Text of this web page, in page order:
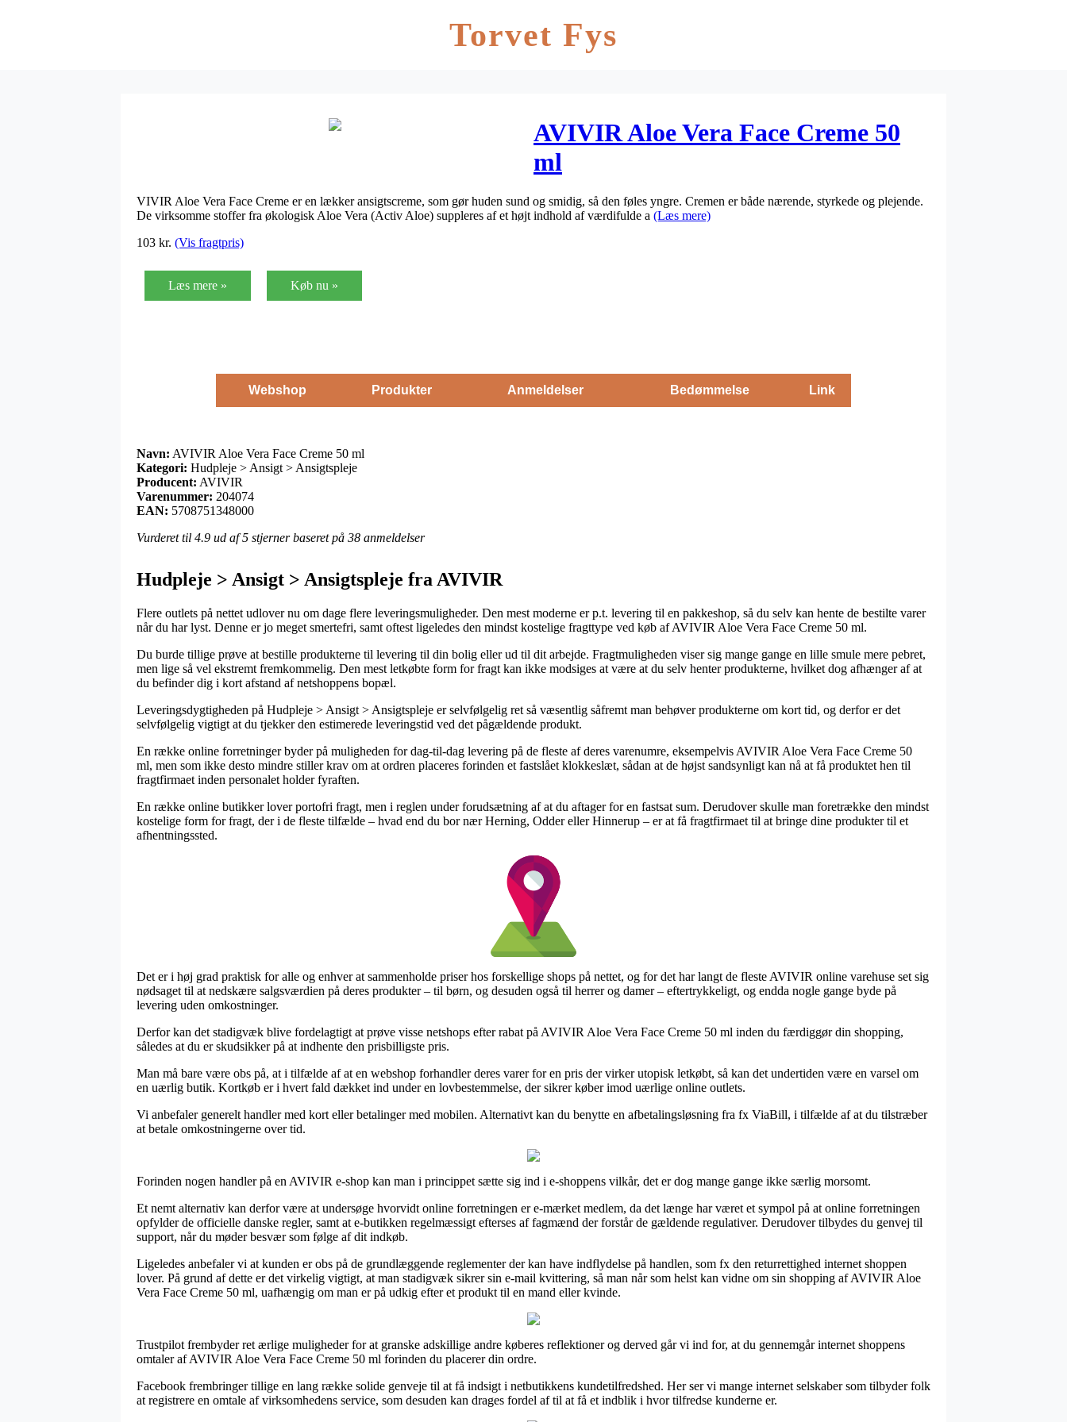
Torvet Fys
AVIVIR Aloe Vera Face Creme 50
ml
VIVIR Aloe Vera Face Creme er en lækker ansigtscreme, som gør huden sund og smidig, så den føles yngre. Cremen er både nærende, styrkede og plejende.
De virksomme stoffer fra økologisk Aloe Vera (Activ Aloe) suppleres af et højt indhold af værdifulde a (Læs mere)
103 kr. (Vis fragtpris)
Læs mere » Køb nu »
Webshop Produkter Anmeldelser Bedømmelse Link
Navn: AVIVIR Aloe Vera Face Creme 50 ml
Kategori: Hudpleje > Ansigt > Ansigtspleje
Producent: AVIVIR
Varenummer: 204074
EAN: 5708751348000
Vurderet til 4.9 ud af 5 stjerner baseret på 38 anmeldelser
Hudpleje > Ansigt > Ansigtspleje fra AVIVIR
Flere outlets på nettet udlover nu om dage flere leveringsmuligheder. Den mest moderne er p.t. levering til en pakkeshop, så du selv kan hente de bestilte varer
når du har lyst. Denne er jo meget smertefri, samt oftest ligeledes den mindst kostelige fragttype ved køb af AVIVIR Aloe Vera Face Creme 50 ml.
Du burde tillige prøve at bestille produkterne til levering til din bolig eller ud til dit arbejde. Fragtmuligheden viser sig mange gange en lille smule mere pebret,
men lige så vel ekstremt fremkommelig. Den mest letkøbte form for fragt kan ikke modsiges at være at du selv henter produkterne, hvilket dog afhænger af at
du befinder dig i kort afstand af netshoppens bopæl.
Leveringsdygtigheden på Hudpleje > Ansigt > Ansigtspleje er selvfølgelig ret så væsentlig såfremt man behøver produkterne om kort tid, og derfor er det
selvfølgelig vigtigt at du tjekker den estimerede leveringstid ved det pågældende produkt.
En række online forretninger byder på muligheden for dag-til-dag levering på de fleste af deres varenumre, eksempelvis AVIVIR Aloe Vera Face Creme 50
ml, men som ikke desto mindre stiller krav om at ordren placeres forinden et fastslået klokkeslæt, sådan at de højst sandsynligt kan nå at få produktet hen til
fragtfirmaet inden personalet holder fyraften.
En række online butikker lover portofri fragt, men i reglen under forudsætning af at du aftager for en fastsat sum. Derudover skulle man foretrække den mindst
kostelige form for fragt, der i de fleste tilfælde – hvad end du bor nær Herning, Odder eller Hinnerup – er at få fragtfirmaet til at bringe dine produkter til et
afhentningssted.
Det er i høj grad praktisk for alle og enhver at sammenholde priser hos forskellige shops på nettet, og for det har langt de fleste AVIVIR online varehuse set sig
nødsaget til at nedskære salgsværdien på deres produkter – til børn, og desuden også til herrer og damer – eftertrykkeligt, og endda nogle gange byde på
levering uden omkostninger.
Derfor kan det stadigvæk blive fordelagtigt at prøve visse netshops efter rabat på AVIVIR Aloe Vera Face Creme 50 ml inden du færdiggør din shopping,
således at du er skudsikker på at indhente den prisbilligste pris.
Man må bare være obs på, at i tilfælde af at en webshop forhandler deres varer for en pris der virker utopisk letkøbt, så kan det undertiden være en varsel om
en uærlig butik. Kortkøb er i hvert fald dækket ind under en lovbestemmelse, der sikrer køber imod uærlige online outlets.
Vi anbefaler generelt handler med kort eller betalinger med mobilen. Alternativt kan du benytte en afbetalingsløsning fra fx ViaBill, i tilfælde af at du tilstræber
at betale omkostningerne over tid.
Forinden nogen handler på en AVIVIR e-shop kan man i princippet sætte sig ind i e-shoppens vilkår, det er dog mange gange ikke særlig morsomt.
Et nemt alternativ kan derfor være at undersøge hvorvidt online forretningen er e-mærket medlem, da det længe har været et sympol på at online forretningen
opfylder de officielle danske regler, samt at e-butikken regelmæssigt efterses af fagmænd der forstår de gældende regulativer. Derudover tilbydes du genvej til
support, når du møder besvær som følge af dit indkøb.
Ligeledes anbefaler vi at kunden er obs på de grundlæggende reglementer der kan have indflydelse på handlen, som fx den returrettighed internet shoppen
lover. På grund af dette er det virkelig vigtigt, at man stadigvæk sikrer sin e-mail kvittering, så man når som helst kan vidne om sin shopping af AVIVIR Aloe
Vera Face Creme 50 ml, uafhængig om man er på udkig efter et produkt til en mand eller kvinde.
Trustpilot frembyder ret ærlige muligheder for at granske adskillige andre køberes reflektioner og derved går vi ind for, at du gennemgår internet shoppens
omtaler af AVIVIR Aloe Vera Face Creme 50 ml forinden du placerer din ordre.
Facebook frembringer tillige en lang række solide genveje til at få indsigt i netbutikkens kundetilfredshed. Her ser vi mange internet selskaber som tilbyder folk
at registrere en omtale af virksomhedens service, som desuden kan drages fordel af til at få et indblik i hvor tilfredse kunderne er.